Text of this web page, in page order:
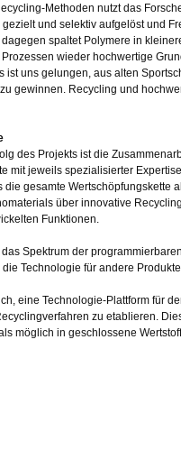
Methoden nutzt das
und selektiv aufgelöst und
spaltet Polymere in
wieder hochwertige
ist uns gelungen, aus alten
gewinnen. Recycling und
des Projekts ist die
mit jeweils spezialisierter
gesamte Wertschöpfungskette
über innovative
Funktionen.
Spektrum der
Technologie für andere
eine Technologie-Plattform für
zu etablieren.
möglich in geschlossene